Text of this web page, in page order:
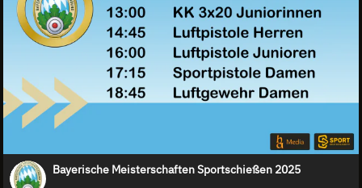
Bayerische Meisterschaften Sportschießen 2025